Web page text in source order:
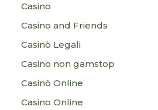
Casino
Casino and Friends
Casinò Legali
Casino non gamstop
Casinò Online
Casino Online